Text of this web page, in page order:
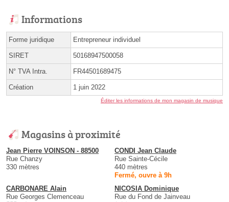
Informations
Forme juridique Entrepreneur individuel
SIRET 50168947500058
N° TVA Intra. FR44501689475
Création 1 juin 2022
Éditer les informations de mon magasin de musique
Magasins à proximité
Jean Pierre VOINSON - 88500
Rue Chanzy
330 mètres
CONDI Jean Claude
Rue Sainte-Cécile
440 mètres
Fermé, ouvre à 9h
CARBONARE Alain
Rue Georges Clemenceau
NICOSIA Dominique
Rue du Fond de Jainveau